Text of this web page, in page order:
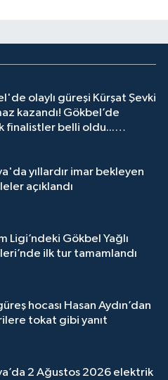
olaylı güreşi Kürşat Şevki
kazandı! Gökbel’de
finalistler belli oldu...
yıllardır imar bekleyen
açıklandı
Ligi’ndeki Gökbel Yağlı
ilk tur tamamlandı
hocası Hasan Aydın’dan
tokat gibi yanıt
2 Ağustos 2026 elektrik